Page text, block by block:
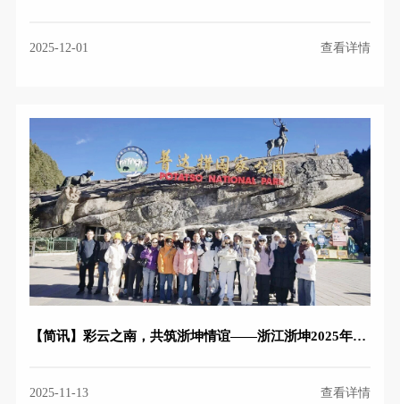
2025-12-01 查看详情
【简讯】彩云之南，共筑浙坤情谊——浙江浙坤2025年团建活动圆满完成
2025-11-13 查看详情